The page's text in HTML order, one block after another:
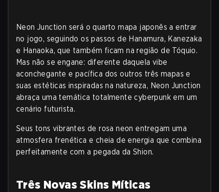
Neon Junction será o quarto mapa japonês a entrar
no jogo, seguindo os passos de Hanamura, Kanezaka
e Hanaoka, que também ficam na região de Tóquio.
Mas não se engane: diferente daquela vibe
aconchegante e pacífica dos outros três mapas e
suas estéticas inspiradas na natureza, Neon Junction
abraça uma temática totalmente cyberpunk em um
cenário futurista.
Seus tons vibrantes de rosa neon entregam uma
atmosfera frenética e cheia de energia que combina
perfeitamente com a pegada da Shion.
Três Novas Skins Míticas